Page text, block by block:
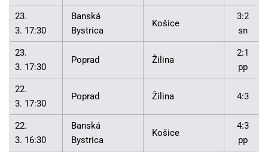
23.
3. 17:30
Banská
Bystrica
Košice
3:2
sn
23.
3. 17:30
Poprad Žilina
2:1
pp
22.
3. 17:30
Poprad Žilina 4:3
22.
3. 16:30
Banská
Bystrica
Košice
4:3
pp